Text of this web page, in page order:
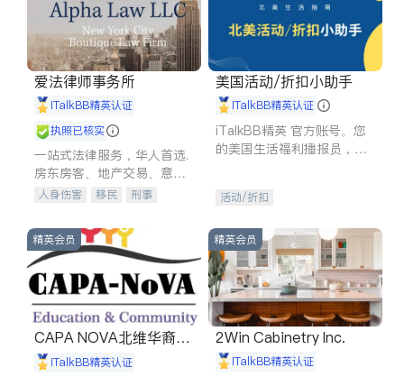
爱法律师事务所
iTalkBB精英认证
执照已核实
一站式法律服务，华人首选.
房东房客、地产交易、意外
伤害、车祸重伤、商业诉
建筑合同、刑事案件全包办
人身伤害 移民
刑事
信托/遗嘱
商业
索赔
律师-其它 保释
美国活动/折扣小助手
iTalkBB精英认证
iTalkBB精英 官方账号。您
的美国生活福利播报员，精
专属福利。
活动/折扣
精英会员
CAPA NOVA北维华裔家
长会iTalkBB精英认证
精英会员
2Win Cabinetry Inc.
iTalkBB精英认证